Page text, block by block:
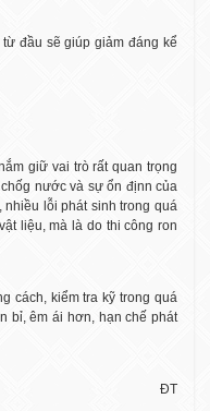
đầu sẽ giúp giảm đáng kể
giữ vai trò rất quan trọng
nước và sự ổn địnn của
lỗi phát sinh trong quá
liệu, mà là do thi công ron
cách, kiểm tra kỹ trong quá
bỉ, êm ái hơn, hạn chế phát
ĐT